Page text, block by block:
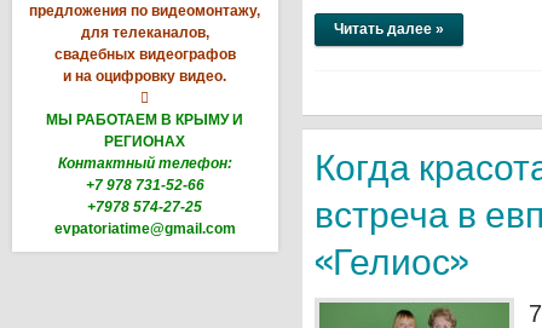
предложения по видеомонтажу,
для телеканалов,
свадебных видеографов
и на оцифровку видео.

МЫ РАБОТАЕМ В КРЫМУ И
РЕГИОНАХ
Контактный телефон:
+7 978 731-52-66
+7978 574-27-25
evpatoriatime@gmail.com
Читать далее »
Когда
встреча в
«Гелиос»